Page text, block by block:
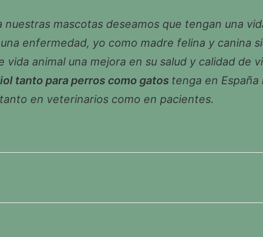
nuestras mascotas deseamos que tengan una
enfermedad, yo como madre felina y canina
vida animal una mejora en su salud y calidad de
tanto para perros como gatos tenga en
en veterinarios como en pacientes.